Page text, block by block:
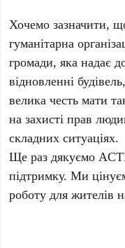
Хочемо зазначити,
гуманітарна
громади, яка надає
відновленні
велика честь мати
на захисті прав
складних ситуаціях.
Ще раз дякуємо
підтримку. Ми
роботу для жителів